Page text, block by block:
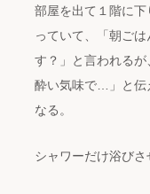
部屋を出て１階に
っていて、「朝ご
す？」と言われる
酔い気味で…」と伝
なる。
シャワーだけ浴びさ